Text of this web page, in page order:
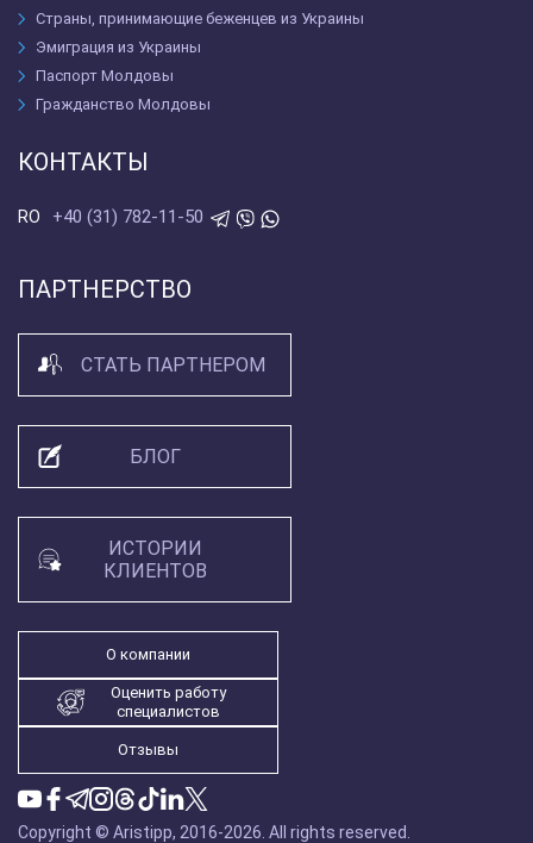
Страны, принимающие беженцев из Украины
Эмиграция из Украины
Паспорт Молдовы
Гражданство Молдовы
КОНТАКТЫ
RO +40 (31) 782-11-50
ПАРТНЕРСТВО
СТАТЬ ПАРТНЕРОМ
БЛОГ
ИСТОРИИ
КЛИЕНТОВ
О компании
Оценить работу
специалистов
Отзывы
Copyright © Aristipp, 2016-2026. All rights reserved.